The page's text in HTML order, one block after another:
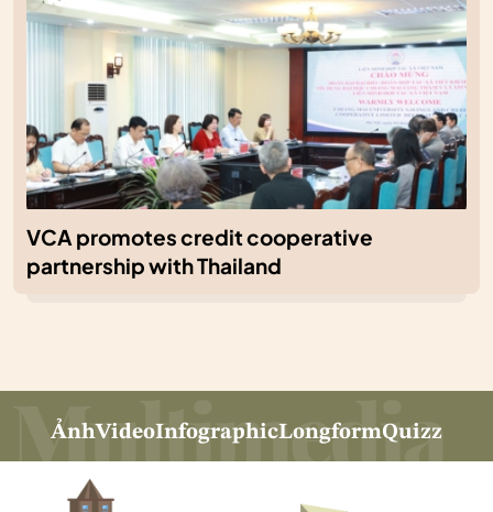
VCA promotes credit cooperative
partnership with Thailand
ẢnhVideoInfographicLongformQuizz